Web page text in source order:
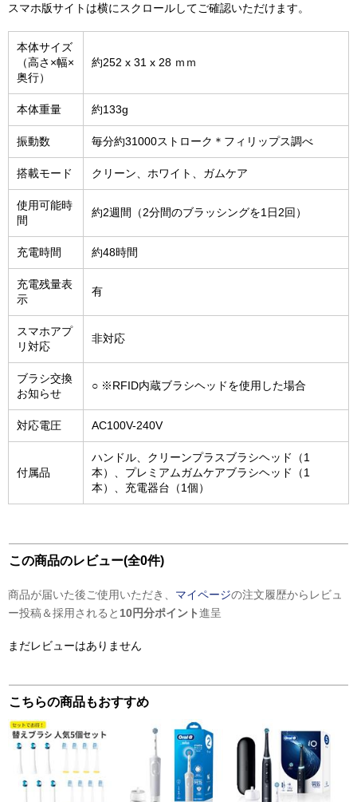
スマホ版サイトは横にスクロールしてご確認いただけます。
本体サイズ
（高さ×幅×
奥行）
約252 x 31 x 28 ｍｍ
本体重量 約133g
振動数 毎分約31000ストローク＊フィリップス調べ
搭載モード クリーン、ホワイト、ガムケア
使用可能時
間
約2週間（2分間のブラッシングを1日2回）
充電時間 約48時間
充電残量表
示
有
スマホアプ
リ対応
非対応
ブラシ交換
お知らせ
○ ※RFID内蔵ブラシヘッドを使用した場合
対応電圧 AC100V-240V
付属品
ハンドル、クリーンプラスブラシヘッド（1
本）、プレミアムガムケアブラシヘッド（1
本）、充電器台（1個）
この商品のレビュー(全0件)
商品が届いた後ご使用いただき、 マイページの注文履歴からレビュ
ー投稿＆採用されると 10円分ポイント進呈
まだレビューはありません
こちらの商品もおすすめ